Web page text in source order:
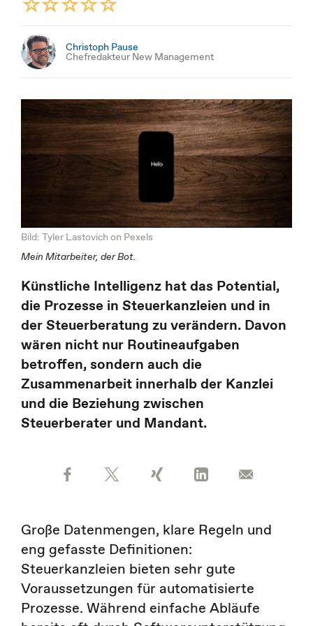
Christoph Pause
Chefredakteur New Management
Bild: Tyler Lastovich on Pexels
Mein Mitarbeiter, der Bot.
Künstliche Intelligenz hat das Potential,
die Prozesse in Steuerkanzleien und in
der Steuerberatung zu verändern. Davon
wären nicht nur Routineaufgaben
betroffen, sondern auch die
Zusammenarbeit innerhalb der Kanzlei
und die Beziehung zwischen
Steuerberater und Mandant.
Große Datenmengen, klare Regeln und
eng gefasste Definitionen:
Steuerkanzleien bieten sehr gute
Voraussetzungen für automatisierte
Prozesse. Während einfache Abläufe